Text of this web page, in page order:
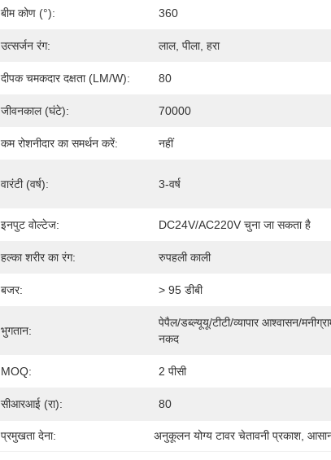
बीम कोण (°): 360
उत्सर्जन रंग: लाल, पीला, हरा
दीपक चमकदार दक्षता (LM/W): 80
जीवनकाल (घंटे): 70000
कम रोशनीदार का समर्थन करें: नहीं
वारंटी (वर्ष): 3-वर्ष
इनपुट वोल्टेज: DC24V/AC220V चुना जा सकता है
हल्का शरीर का रंग: रुपहली काली
बजर: > 95 डीबी
भुगतान:
पेपैल/डब्ल्यूयू/टीटी/व्यापार आश्वासन/
नकद
MOQ: 2 पीसी
सीआरआई (रा): 80
प्रमुखता देना: अनुकूलन योग्य टावर चेतावनी प्रकाश ,